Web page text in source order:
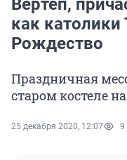
Вертеп,
как
Рождество
Праздничная
старом костеле
25 декабря 2020, 12:07 9